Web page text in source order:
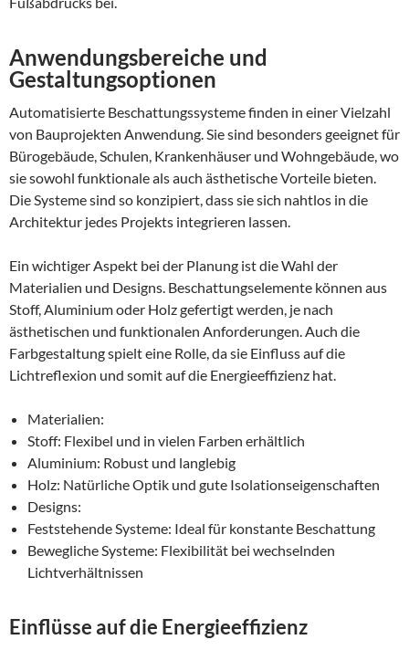
Anwendungsbereiche und
Gestaltungsoptionen
Automatisierte Beschattungssysteme finden in einer Vielzahl
von Bauprojekten Anwendung. Sie sind besonders geeignet für
Bürogebäude, Schulen, Krankenhäuser und Wohngebäude, wo
sie sowohl funktionale als auch ästhetische Vorteile bieten.
Die Systeme sind so konzipiert, dass sie sich nahtlos in die
Architektur jedes Projekts integrieren lassen.
Ein wichtiger Aspekt bei der Planung ist die Wahl der
Materialien und Designs. Beschattungselemente können aus
Stoff, Aluminium oder Holz gefertigt werden, je nach
ästhetischen und funktionalen Anforderungen. Auch die
Farbgestaltung spielt eine Rolle, da sie Einfluss auf die
Lichtreflexion und somit auf die Energieeffizienz hat.
Materialien:
Stoff: Flexibel und in vielen Farben erhältlich
Aluminium: Robust und langlebig
Holz: Natürliche Optik und gute Isolationseigenschaften
Designs:
Feststehende Systeme: Ideal für konstante Beschattung
Bewegliche Systeme: Flexibilität bei wechselnden
Lichtverhältnissen
Einflüsse auf die Energieeffizienz